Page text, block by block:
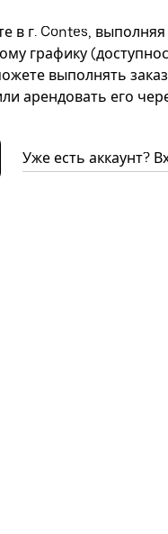
в г. Contes,
графику
выполнять
арендовать его
Уже есть аккаунт?